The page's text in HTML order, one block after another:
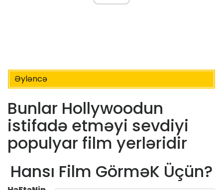
Əyləncə
Bunlar Hollywoodun
istifadə etməyi sevdiyi
populyar film yerləridir
Hansı Film GörməK Üçün?